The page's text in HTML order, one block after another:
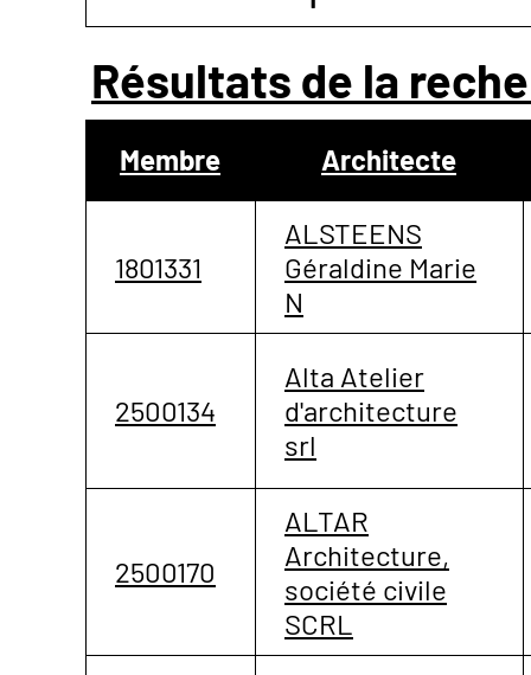
Résultats de la
Membre Architecte
1801331
ALSTEENS
Géraldine Marie
N
2500134
Alta Atelier
d'architecture
srl
2500170
ALTAR
Architecture,
société civile
SCRL